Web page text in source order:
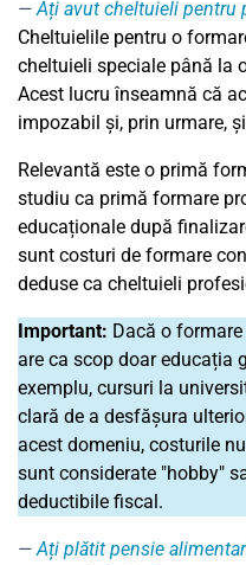
Ați avut cheltuieli pentru
Cheltuielile pentru o
cheltuieli speciale până la
Acest lucru înseamnă că
impozabil și, prin urmare,
Relevantă este o primă
studiu ca primă formare
educaționale după
sunt costuri de formare
deduse ca cheltuieli
Important: Dacă o
are ca scop doar educația
exemplu, cursuri la
clară de a desfășura
acest domeniu, costurile
sunt considerate "hobby"
deductibile fiscal.
Ați plătit pensie